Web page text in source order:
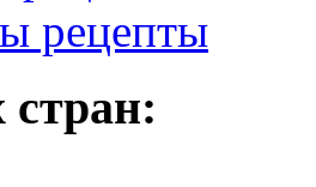
рецепты
стран: